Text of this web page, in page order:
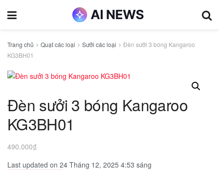
Trang chủ Quạt các loại Sưởi các loại
Đèn sưởi 3 bóng Kangaroo
KG3BH01
Đèn sưởi 3 bóng Kangaroo
KG3BH01
490.000₫
Last updated on 24 Tháng 12, 2025 4:53 sáng